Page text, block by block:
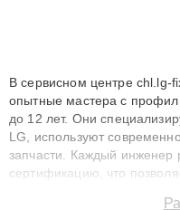
В сервисном центре chl.lg-
опытные мастера с
до 12 лет. Они
LG, используют
запчасти. Каждый инженер
сертификацию, что